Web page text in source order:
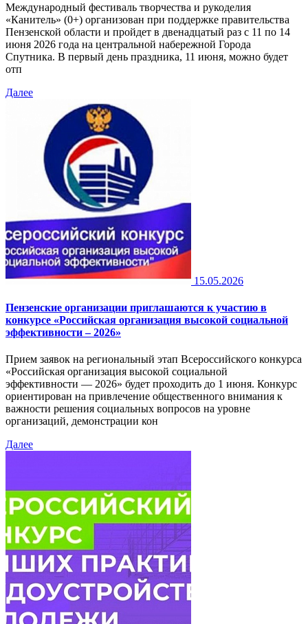
Международный фестиваль творчества и рукоделия
«Канитель» (0+) организован при поддержке правительства
Пензенской области и пройдет в двенадцатый раз с 11 по 14
июня 2026 года на центральной набережной Города
Спутника. В первый день праздника, 11 июня, можно будет
отп
Далее
15.05.2026
Пензенские организации приглашаются к участию в
конкурсе «Российская организация высокой социальной
эффективности – 2026»
Прием заявок на региональный этап Всероссийского конкурса
«Российская организация высокой социальной
эффективности — 2026» будет проходить до 1 июня. Конкурс
ориентирован на привлечение общественного внимания к
важности решения социальных вопросов на уровне
организаций, демонстрации кон
Далее